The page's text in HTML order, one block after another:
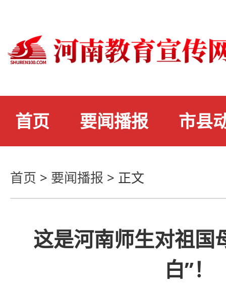
首页 要闻播报 市县
首页 > 要闻播报 > 正文
这是河南师生对祖国
白”！